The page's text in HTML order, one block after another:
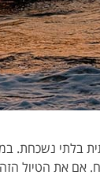
בלתי נשכחת.
אם את